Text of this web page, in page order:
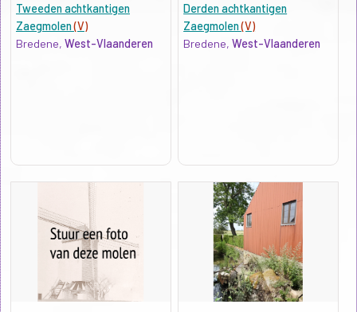
Tweeden achtkantigen
Zaegmolen(V)
Bredene, West-Vlaanderen
Derden achtkantigen
Zaegmolen(V)
Bredene,West-Vlaanderen